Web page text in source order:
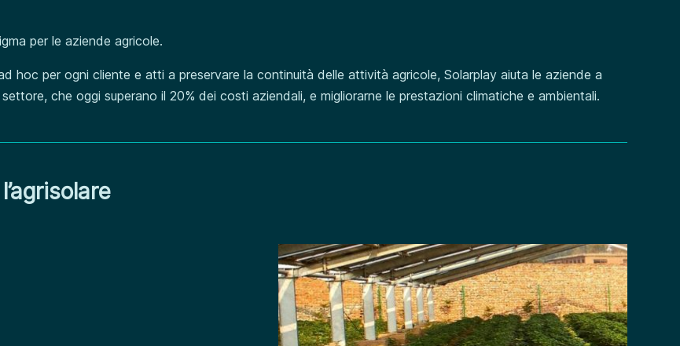
per le aziende agricole.
hoc per ogni cliente e atti a preservare la continuità delle attività agricole, Solarplay aiuta le aziende a
che oggi superano il 20% dei costi aziendali, e migliorarne le prestazioni climatiche e ambientali.